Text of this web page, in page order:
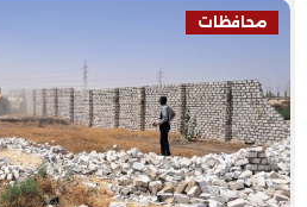
محافظات